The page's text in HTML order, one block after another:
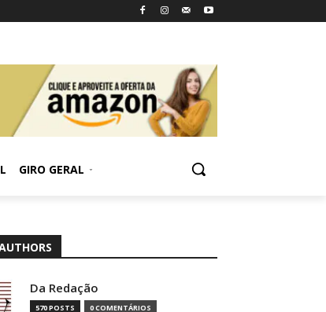
GIRO GERAL
Da Redação
570 POSTS 0 COMENTÁRIOS